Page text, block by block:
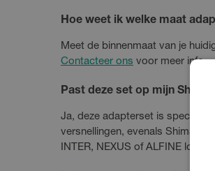
Hoe weet ik welke maat
Meet de binnenmaat van je
Contacteer ons voor meer info.
Past deze set op mijn
Ja, deze adapterset is speciaal
versnellingen, evenals Shimano
INTER, NEXUS of ALFINE logo